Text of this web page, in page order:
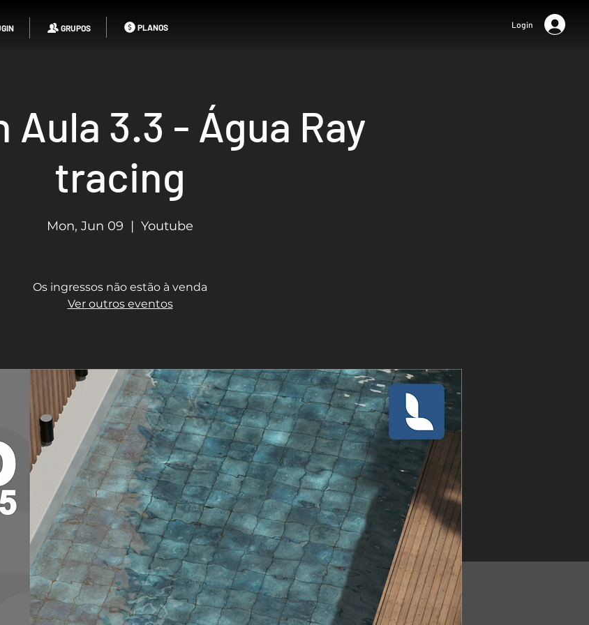
Login
GRUPOS PLANOS
Aula 3.3 - Água Ray
tracing
Mon, Jun 09
  |
Youtube
Os ingressos não estão à venda
Ver outros eventos